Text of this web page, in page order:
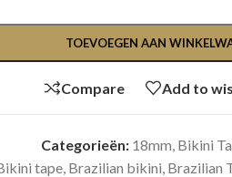
TOEVOEGEN AAN
Compare Add to
Categorieën: 18mm, Bikini
tape, Brazilian bikini, Brazilian